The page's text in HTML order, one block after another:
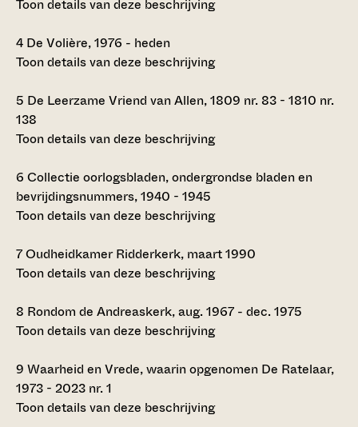
Toon details van deze beschrijving
4 De Volière, 1976 - heden
Toon details van deze beschrijving
5 De Leerzame Vriend van Allen, 1809 nr. 83 - 1810 nr.
138
Toon details van deze beschrijving
6 Collectie oorlogsbladen, ondergrondse bladen en
bevrijdingsnummers, 1940 - 1945
Toon details van deze beschrijving
7Oudheidkamer Ridderkerk, maart 1990
Toon details van deze beschrijving
8 Rondom de Andreaskerk, aug. 1967 - dec. 1975
Toon details van deze beschrijving
9 Waarheid en Vrede, waarin opgenomen De Ratelaar,
1973 - 2023 nr. 1
Toon details van deze beschrijving